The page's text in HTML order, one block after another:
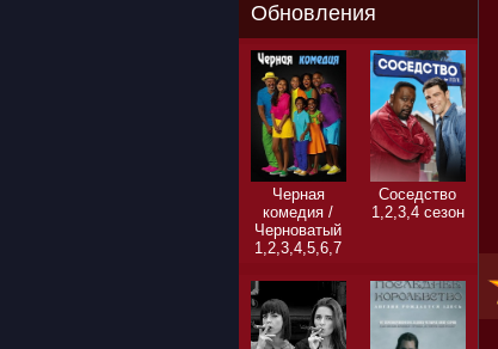
Обновления
Черная
комедия /
Черноватый
1,2,3,4,5,6,7
Соседство
1,2,3,4 сезон